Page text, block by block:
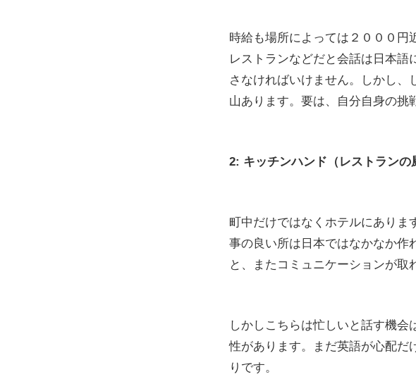
時給も場所によっては２０００円
レストランなどだと会話は日本
さなければいけません。しかし、
山あります。要は、自分自身の挑
2: キッチンハンド（レストランの
町中だけではなくホテルにありま
事の良い所は日本ではなかなか作
と、またコミュニケーションが取
しかしこちらは忙しいと話す機
性があります。まだ英語が心配だ
りです。